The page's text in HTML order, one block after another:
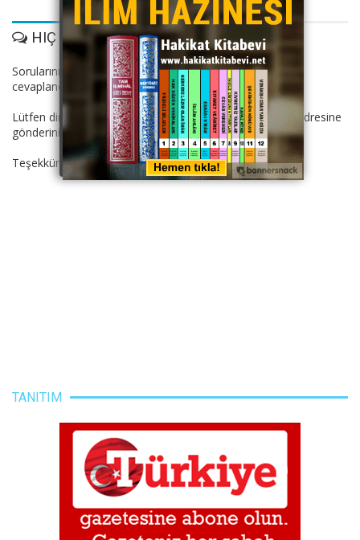
HIÇ YORUM YOK
Sorularınız Dinimiz İslam.com hocaları tarafından
cevaplandırılacaktır.
Lütfen dini suallerinizi: dinimizislam11@gmail.com mail adresine
gönderiniz.
Teşekkürler.
TANITIM